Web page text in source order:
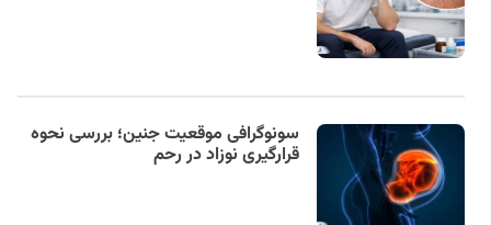
سونوگرافی موقعیت جنین؛ بررسی نحوه
قرارگیری نوزاد در رحم